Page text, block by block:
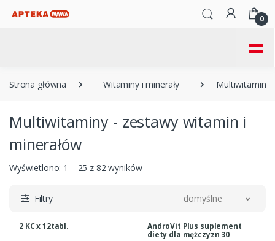
0
=
Strona główna Witaminy i minerały Multiwitaminy
Multiwitaminy - zestawy witamin i
minerałów
Wyświetlono: 1 – 25 z 82 wyników
Filtry domyślne
2 KC x 12tabl.
AndroVit Plus suplement
diety dla mężczyzn 30